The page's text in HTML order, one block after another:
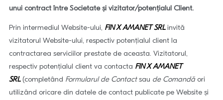
unui contract între Societate și vizitator/potențialul Client.
Prin intermediul Website-ului, FIN X AMANET SRL invită
vizitatorul Website-ului, respectiv potențialul client la
contractarea serviciilor prestate de aceasta. Vizitatorul,
respectiv potențialul client va contacta FIN X AMANET
SRL (completând Formularul de Contactsau de Comandăori
utilizând oricare din datele de contact publicate pe Website și